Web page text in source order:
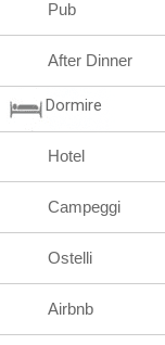
Pub
After Dinner
Dormire
Hotel
Campeggi
Ostelli
Airbnb